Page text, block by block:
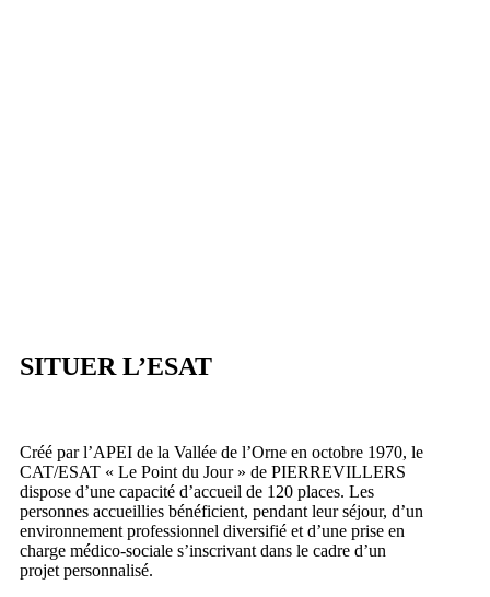
SITUER L’ESAT
Créé par l’APEI de la Vallée de l’Orne en octobre 1970, le
CAT/ESAT « Le Point du Jour » de PIERREVILLERS
dispose d’une capacité d’accueil de 120 places. Les
personnes accueillies bénéficient, pendant leur séjour, d’un
environnement professionnel diversifié et d’une prise en
charge médico-sociale s’inscrivant dans le cadre d’un
projet personnalisé.